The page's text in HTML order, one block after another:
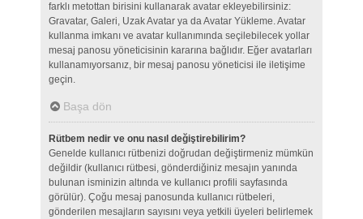
farklı metottan birisini kullanarak avatar ekleyebilirsiniz:
Gravatar, Galeri, Uzak Avatar ya da Avatar Yükleme. Avatar
kullanma imkanı ve avatar kullanımında seçilebilecek yollar
mesaj panosu yöneticisinin kararına bağlıdır. Eğer avatarları
kullanamıyorsanız, bir mesaj panosu yöneticisi ile iletişime
geçin.
Başa dön
Rütbem nedir ve onu nasıl değiştirebilirim?
Genelde kullanıcı rütbenizi doğrudan değiştirmeniz mümkün
değildir (kullanıcı rütbesi, gönderdiğiniz mesajın yanında
bulunan isminizin altında ve kullanıcı profili sayfasında
görülür). Çoğu mesaj panosunda kullanıcı rütbeleri,
gönderilen mesajların sayısını veya yetkili üyeleri belirlemek